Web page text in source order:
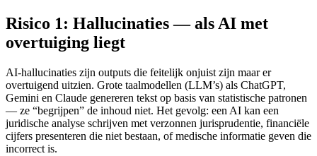
Risico 1: Hallucinaties — als AI met
overtuiging liegt
AI-hallucinaties zijn outputs die feitelijk onjuist zijn maar er
overtuigend uitzien. Grote taalmodellen (LLM’s) als ChatGPT,
Gemini en Claude genereren tekst op basis van statistische patronen
— ze “begrijpen” de inhoud niet. Het gevolg: een AI kan een
juridische analyse schrijven met verzonnen jurisprudentie, financiële
cijfers presenteren die niet bestaan, of medische informatie geven die
incorrect is.